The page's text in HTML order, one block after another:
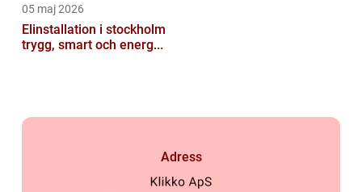
05 maj 2026
Elinstallation i stockholm
trygg, smart och energ...
Adress